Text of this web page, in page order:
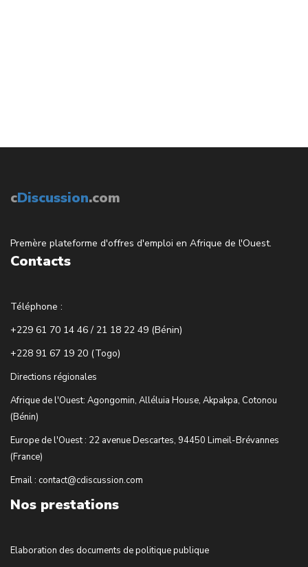
cDiscussion.com
Premère plateforme d'offres d'emploi en Afrique de l'Ouest.
Contacts
Téléphone :
+229 61 70 14 46 / 21 18 22 49 (Bénin)
+228 91 67 19 20 (Togo)
Directions régionales
Afrique de l'Ouest: Agongomin, Alléluia House, Akpakpa, Cotonou
(Bénin)
Europe de l'Ouest : 22 avenue Descartes, 94450 Limeil-Brévannes
(France)
Email : contact@cdiscussion.com
Nos prestations
Elaboration des documents de politique publique